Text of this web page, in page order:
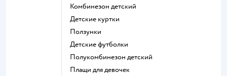
Комбинезон детский
Детские куртки
Ползунки
Детские футболки
Полукомбинезон детский
Плащи для девочек